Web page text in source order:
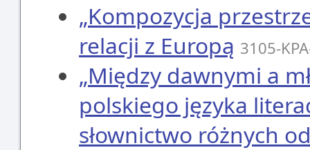
„Kompozycja
relacji z Europą 3105-
„Między dawnymi a
polskiego języka
słownictwo różnych